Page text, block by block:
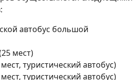
автобус большой
мест)
туристический автобус)
туристический автобус)